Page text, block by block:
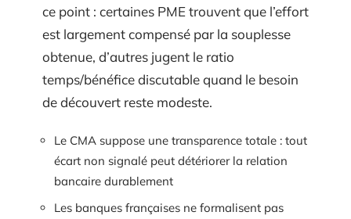
ce point : certaines PME trouvent que l’effort
est largement compensé par la souplesse
obtenue, d’autres jugent le ratio
temps/bénéfice discutable quand le besoin
de découvert reste modeste.
Le CMA suppose une transparence totale : tout
écart non signalé peut détériorer la relation
bancaire durablement
Les banques françaises ne formalisent pas